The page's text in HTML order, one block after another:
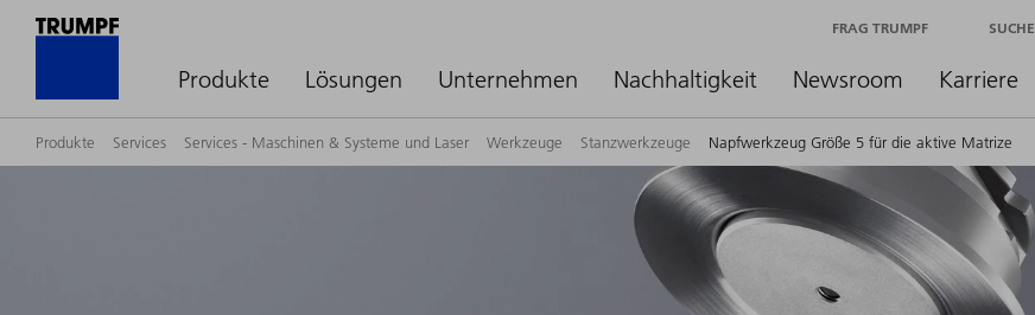
Produkte Lösungen Unternehmen Nachhaltigkeit Newsroom Karriere
FRAG TRUMPF SUCHE
Produkte Services Services - Maschinen & Systeme und Laser Werkzeuge Stanzwerkzeuge Napfwerkzeug Größe 5 für die aktive Matrize